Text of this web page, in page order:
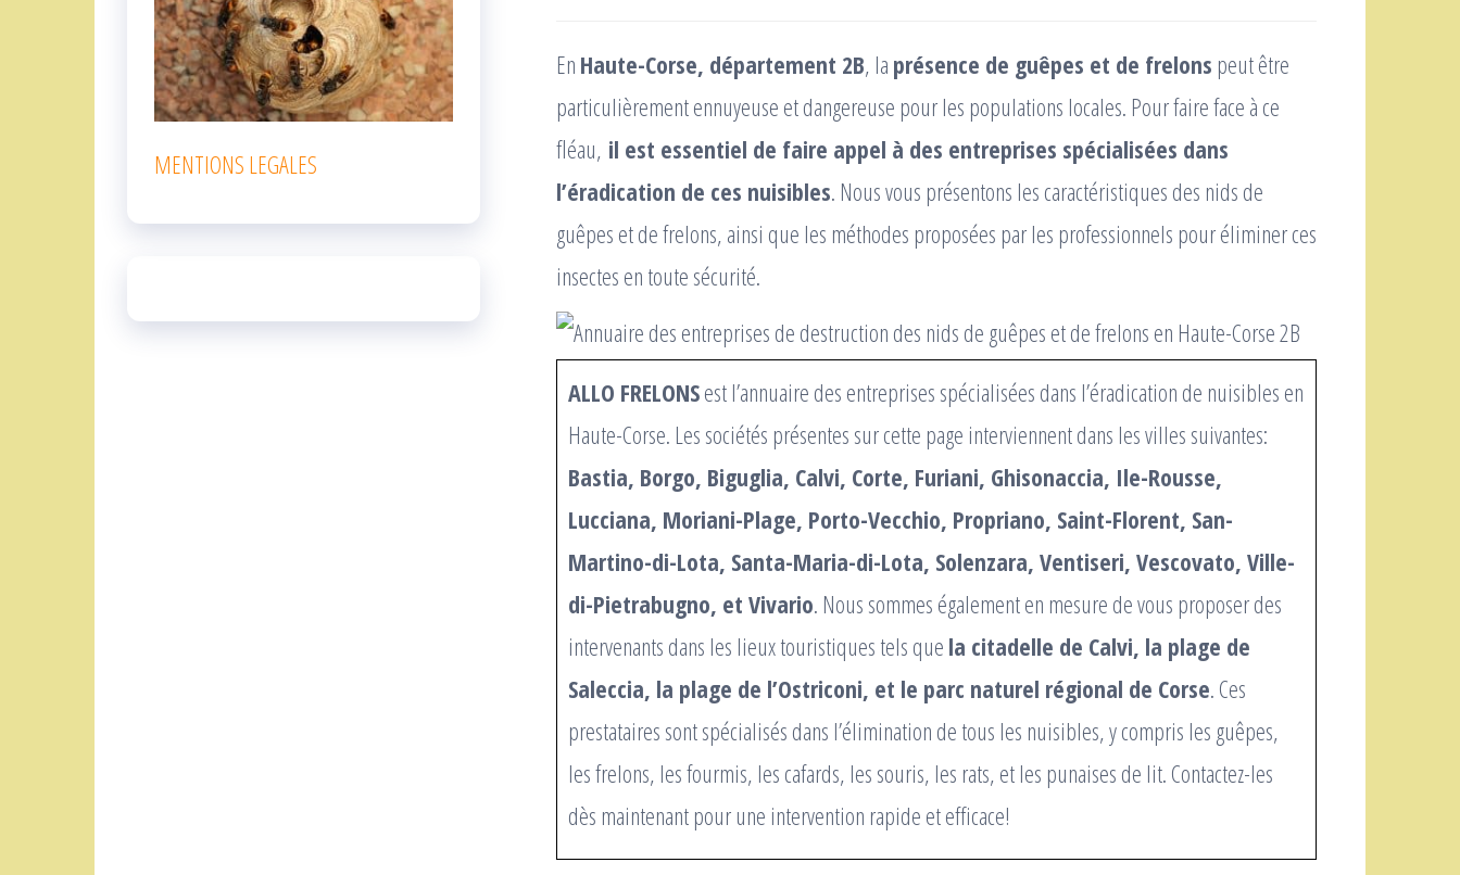
En Haute-Corse, département 2B, la présence de guêpes et de frelons peut être
particulièrement ennuyeuse et dangereuse pour les populations locales. Pour faire face à ce
fléau, il est essentiel de faire appel à des entreprises spécialisées dans
l’éradication de ces nuisibles. Nous vous présentons les caractéristiques des nids de
guêpes et de frelons, ainsi que les méthodes proposées par les professionnels pour éliminer ces
insectes en toute sécurité.
ALLO FRELONSest l’annuaire des entreprises spécialisées dans l’éradication de nuisibles en
Haute-Corse. Les sociétés présentes sur cette page interviennent dans les villes suivantes:
Bastia, Borgo, Biguglia, Calvi, Corte, Furiani, Ghisonaccia, Ile-Rousse,
Lucciana, Moriani-Plage, Porto-Vecchio, Propriano, Saint-Florent, San-
Martino-di-Lota, Santa-Maria-di-Lota, Solenzara, Ventiseri, Vescovato, Ville-
di-Pietrabugno, et Vivario. Nous sommes également en mesure de vous proposer des
intervenants dans les lieux touristiques tels que la citadelle de Calvi, la plage de
Saleccia, la plage de l’Ostriconi, et le parc naturel régional de Corse. Ces
prestataires sont spécialisés dans l’élimination de tous les nuisibles, y compris les guêpes,
les frelons, les fourmis, les cafards, les souris, les rats, et les punaises de lit. Contactez-les
dès maintenant pour une intervention rapide et efficace!
MENTIONS LEGALES